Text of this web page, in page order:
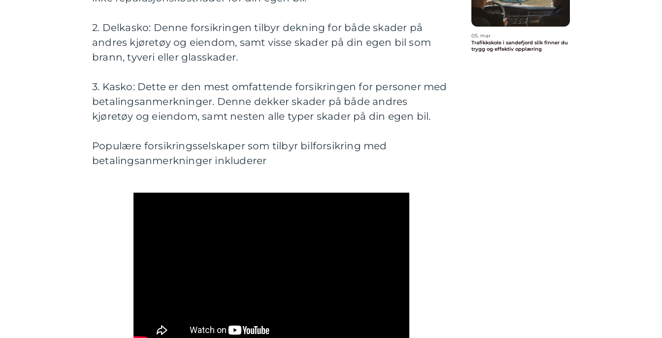
2. Delkasko: Denne forsikringen tilbyr dekning for både skader på
andres kjøretøy og eiendom, samt visse skader på din egen bil som
brann, tyveri eller glasskader.
3. Kasko: Dette er den mest omfattende forsikringen for personer med
betalingsanmerkninger. Denne dekker skader på både andres
kjøretøy og eiendom, samt nesten alle typer skader på din egen bil.
Populære forsikringsselskaper som tilbyr bilforsikring med
betalingsanmerkninger inkluderer
05. mar
Trafikkskole i sandefjord slik finner du
trygg og effektiv opplæring